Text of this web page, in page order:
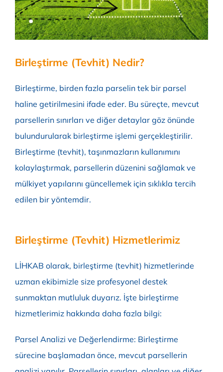
Online Başvuru
Birleştirme (Tevhit) Nedir?
Birleştirme, birden fazla parselin tek bir parsel
haline getirilmesini ifade eder. Bu süreçte, mevcut
parsellerin sınırları ve diğer detaylar göz önünde
bulundurularak birleştirme işlemi gerçekleştirilir.
Birleştirme (tevhit), taşınmazların kullanımını
kolaylaştırmak, parsellerin düzenini sağlamak ve
mülkiyet yapılarını güncellemek için sıklıkla tercih
edilen bir yöntemdir.
Birleştirme (Tevhit) Hizmetlerimiz
LİHKAB olarak, birleştirme (tevhit) hizmetlerinde
uzman ekibimizle size profesyonel destek
sunmaktan mutluluk duyarız. İşte birleştirme
hizmetlerimiz hakkında daha fazla bilgi:
Parsel Analizi ve Değerlendirme: Birleştirme
sürecine başlamadan önce, mevcut parsellerin